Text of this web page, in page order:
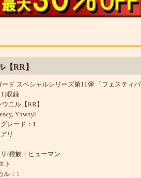
【RR】
ド スペシャルシリーズ第11弾 「フェスティバ
収録
ニル【RR】
Ynwnyl
レード：1
リ
/種族：ヒューマン
ト
ル：1